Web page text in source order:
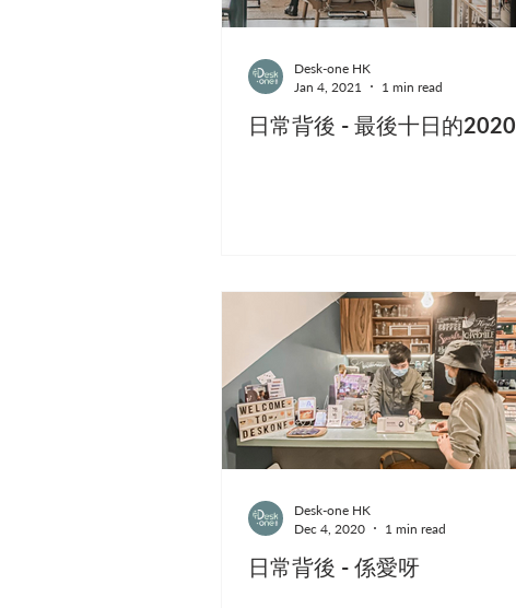
日常背後 - 最後十日的2020
Desk-one HK
Jan 4, 2021
1 min read
日常背後 - 係愛呀
Desk-one HK
Dec 4, 2020
1 min read